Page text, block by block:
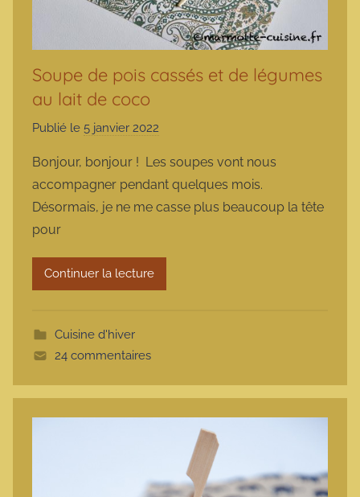
Soupe de pois cassés et de légumes
au lait de coco
Publié le 5 janvier 2022
r
m
a
t
Bonjour, bonjour ! Les soupes vont nous
accompagner pendant quelques mois.
Désormais, je ne me casse plus beaucoup la tête
pour
Continuer la lecture
Cuisine d'hiver
24 commentaires